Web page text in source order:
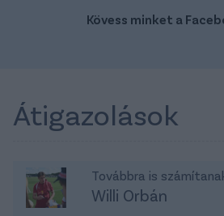
Kövess minket a
Átigazolások
Továbbra is
Willi Orbán